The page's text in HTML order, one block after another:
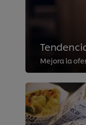
Mejora la